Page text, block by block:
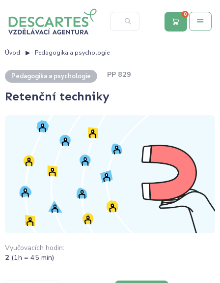
0
Úvod Pedagogika a psychologie
Pedagogika a psychologie PP 829
Retenční techniky
Vyučovacích hodin:
2 (1h = 45 min)